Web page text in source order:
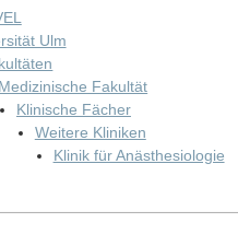
Ulm
Medizinische Fakultät
Klinische Fächer
Weitere Kliniken
Klinik für Anästhesiologie